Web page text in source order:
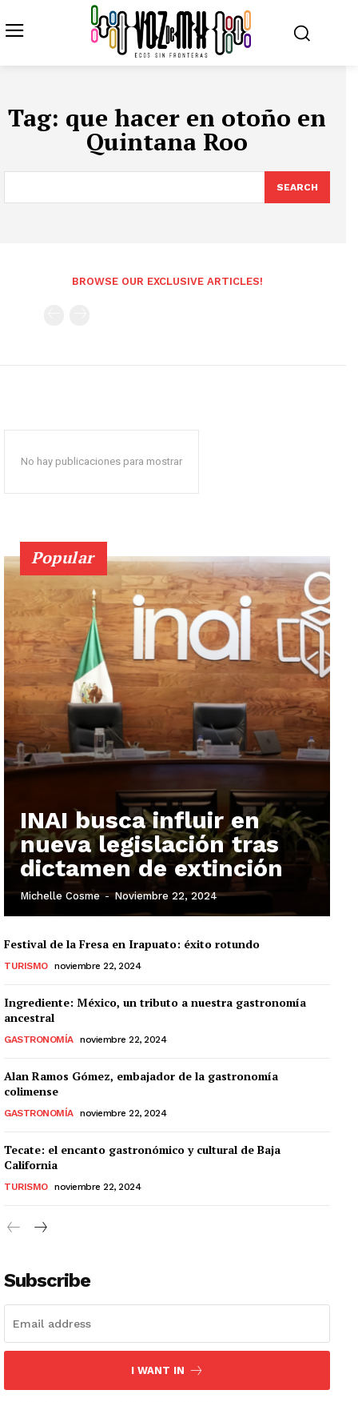
Tag: que hacer en otoño en
Quintana Roo
SEARCH
BROWSE OUR EXCLUSIVE ARTICLES!
No hay publicaciones para mostrar
Popular
INAI busca influir en
nueva legislación tras
dictamen de extinción
Michelle Cosme - Noviembre 22, 2024
Festival de la Fresa en Irapuato: éxito rotundo
TURISMO noviembre 22, 2024
Ingrediente: México, un tributo a nuestra gastronomía
ancestral
GASTRONOMÍA noviembre 22, 2024
Alan Ramos Gómez, embajador de la gastronomía
colimense
GASTRONOMÍA noviembre 22, 2024
Tecate: el encanto gastronómico y cultural de Baja
California
TURISMO noviembre 22, 2024
Subscribe
I WANT IN